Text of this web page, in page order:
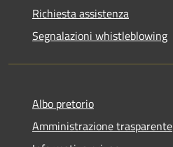
Richiesta assistenza
Segnalazioni whistleblowing
Albo pretorio
Amministrazione trasparente